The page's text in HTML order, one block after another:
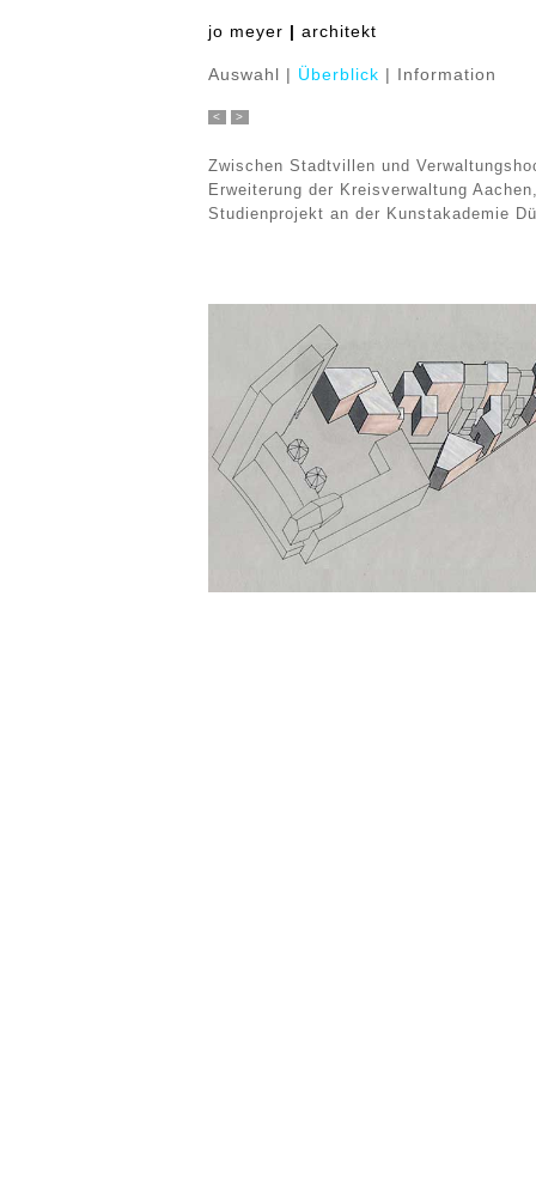
jo meyer | architekt
Auswahl | Überblick | Information
< >
Zwischen Stadtvillen und
Erweiterung der Kreisverwaltung
Studienprojekt an der Kunstakademie